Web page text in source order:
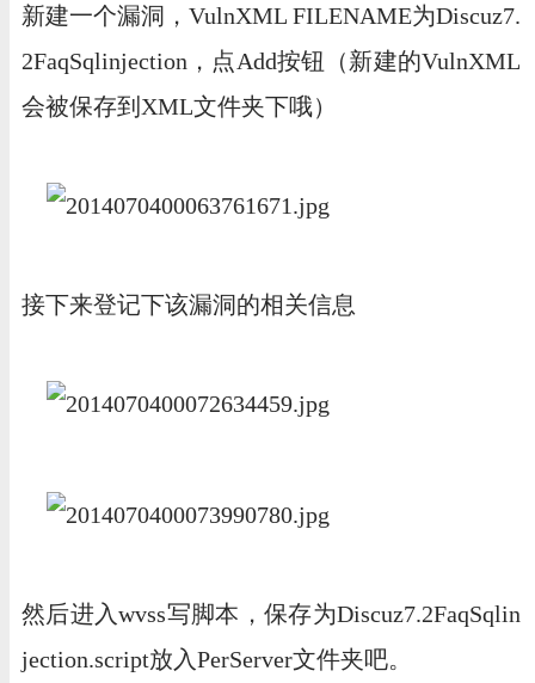
新建一个漏洞，VulnXML FILENAME为Discuz7.
2FaqSqlinjection，点Add按钮（新建的VulnXML
会被保存到XML文件夹下哦）
接下来登记下该漏洞的相关信息
然后进入wvss写脚本，保存为Discuz7.2FaqSqlin
jection.script放入PerServer文件夹吧。